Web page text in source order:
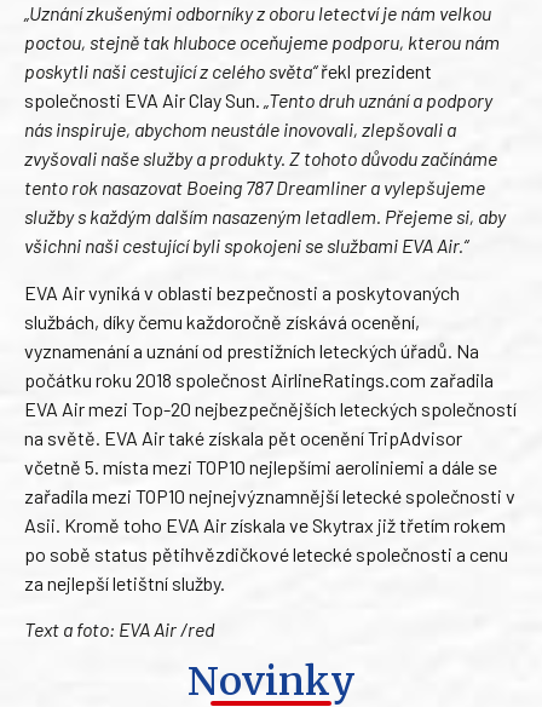
„Uznání zkušenými odborníky z oboru letectví je nám velkou
poctou, stejně tak hluboce oceňujeme podporu, kterou nám
poskytli naši cestující z celého světa“řekl prezident
společnosti EVA Air Clay Sun. „Tento druh uznání a podpory
nás inspiruje, abychom neustále inovovali, zlepšovali a
zvyšovali naše služby a produkty. Z tohoto důvodu začínáme
tento rok nasazovat Boeing 787 Dreamliner a vylepšujeme
služby s každým dalším nasazeným letadlem. Přejeme si, aby
všichni naši cestující byli spokojeni se službami EVA Air.“
EVA Air vyniká v oblasti bezpečnosti a poskytovaných
službách, díky čemu každoročně získává ocenění,
vyznamenání a uznání od prestižních leteckých úřadů. Na
počátku roku 2018 společnost AirlineRatings.com zařadila
EVA Air mezi Top-20 nejbezpečnějších leteckých společností
na světě. EVA Air také získala pět ocenění TripAdvisor
včetně 5. místa mezi TOP10 nejlepšími aeroliniemi a dále se
zařadila mezi TOP10 nejnejvýznamnější letecké společnosti v
Asii. Kromě toho EVA Air získala ve Skytrax již třetím rokem
po sobě status pětihvězdičkové letecké společnosti a cenu
za nejlepší letištní služby.
Text a foto: EVA Air /red
Novinky